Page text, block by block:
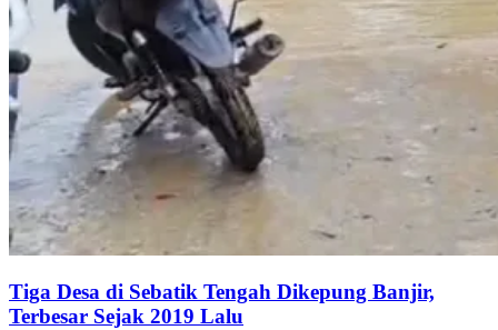
Tiga Desa di Sebatik Tengah Dikepung Banjir,
Terbesar Sejak 2019 Lalu